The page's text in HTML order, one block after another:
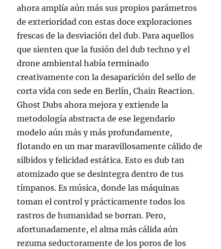
ahora amplía aún más sus propios parámetros
de exterioridad con estas doce exploraciones
frescas de la desviación del dub. Para aquellos
que sienten que la fusión del dub techno y el
drone ambiental había terminado
creativamente con la desaparición del sello de
corta vida con sede en Berlín, Chain Reaction.
Ghost Dubs ahora mejora y extiende la
metodología abstracta de ese legendario
modelo aún más y más profundamente,
flotando en un mar maravillosamente cálido de
silbidos y felicidad estática. Esto es dub tan
atomizado que se desintegra dentro de tus
tímpanos. Es música, donde las máquinas
toman el control y prácticamente todos los
rastros de humanidad se borran. Pero,
afortunadamente, el alma más cálida aún
rezuma seductoramente de los poros de los